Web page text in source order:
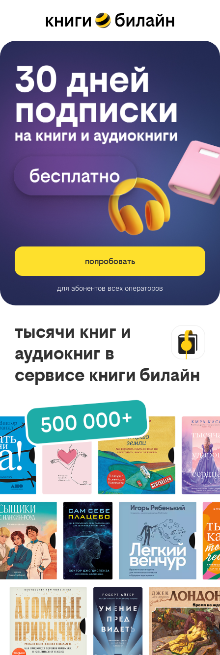
попробовать
для абонентов всех операторов
тысячи книг и
аудиокниг в
сервисе книги билайн